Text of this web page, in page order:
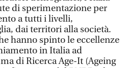
di sperimentazione per
a tutti i livelli,
dai territori alla società.
hanno spinto le eccellenze
in Italia ad
di Ricerca Age-It (Ageing